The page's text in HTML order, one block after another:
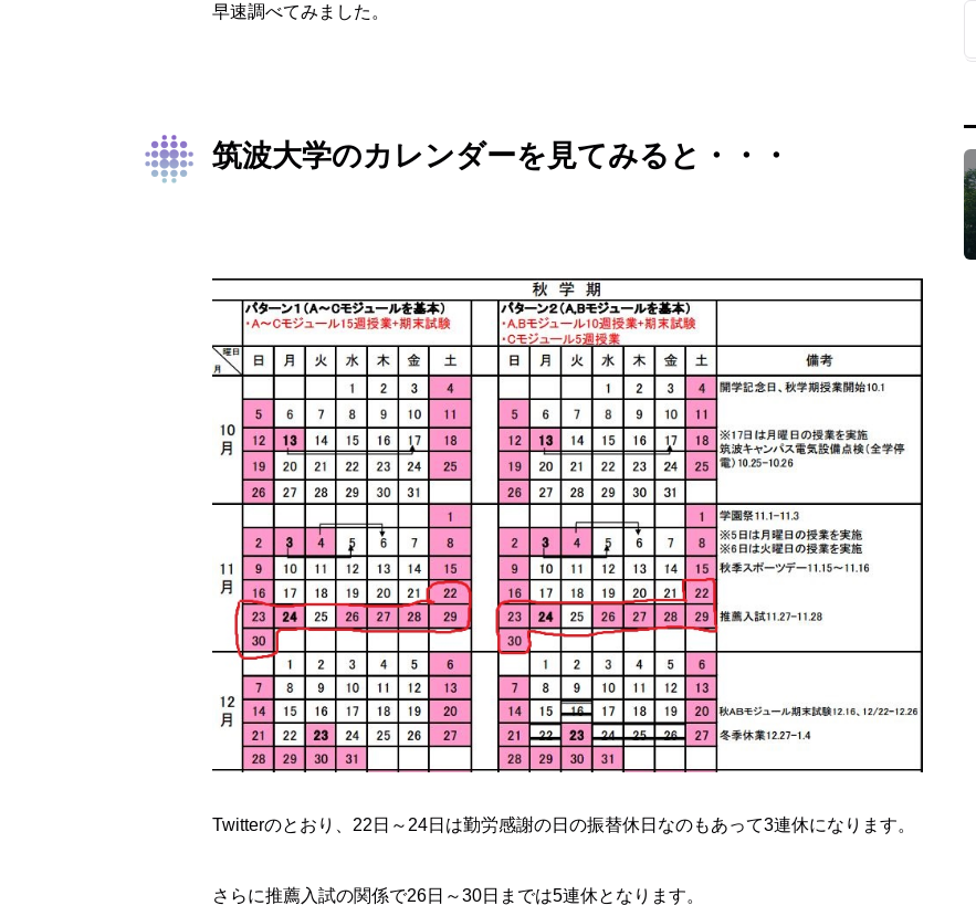
早速調べてみました。
筑波大学のカレンダーを見てみると・・・
Twitterのとおり、22日～24日は勤労感謝の日の振替休日なのもあって3連休になります。
さらに推薦入試の関係で26日～30日までは5連休となります。